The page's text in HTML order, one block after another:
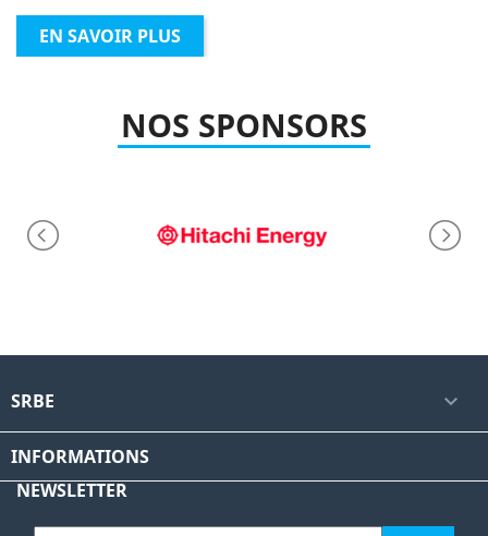
EN SAVOIR PLUS
NOS SPONSORS
SRBE 
INFORMATIONS
NEWSLETTER